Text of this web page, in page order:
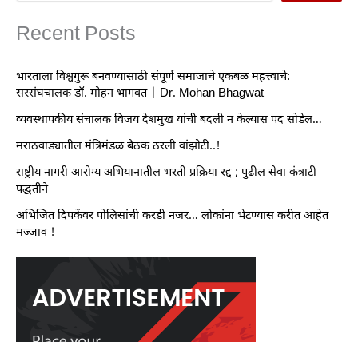
Recent Posts
भारताला विश्वगुरू बनवण्यासाठी संपूर्ण समाजाचे एकबळ महत्त्वाचे:
सरसंघचालक डॉ. मोहन भागवत | Dr. Mohan Bhagwat
व्यवस्थापकीय संचालक विजय देशमुख यांची बदली न केल्यास पद सोडेल…
मराठवाड्यातील मंत्रिमंडळ बैठक ठरली वांझोटी..!
राष्ट्रीय नागरी आरोग्य अभियानातील भरती प्रक्रिया रद्द ; पुढील सेवा कंत्राटी
पद्धतीने
अभिजित दिपकेंवर पोलिसांची करडी नजर… लोकांना भेटण्यास करीत आहेत
मज्जाव !